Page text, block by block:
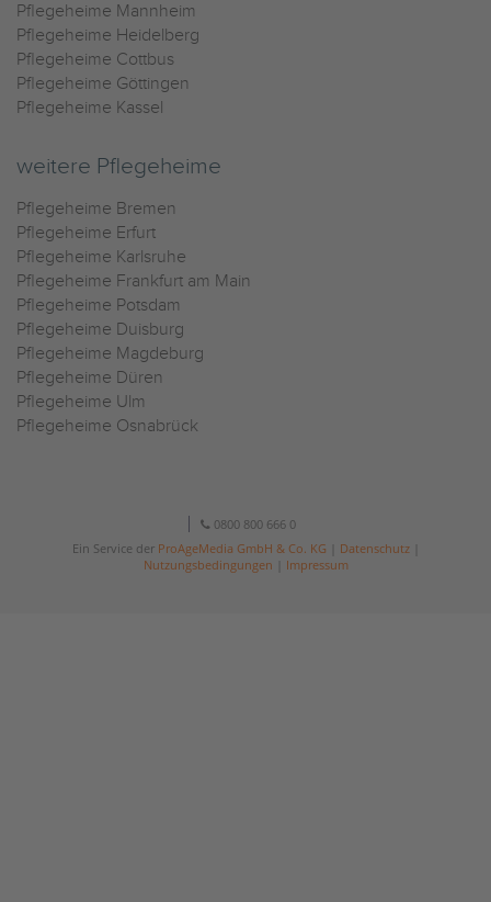
Pflegeheime Mannheim
Pflegeheime Heidelberg
Pflegeheime Cottbus
Pflegeheime Göttingen
Pflegeheime Kassel
weitere Pflegeheime
Pflegeheime Bremen
Pflegeheime Erfurt
Pflegeheime Karlsruhe
Pflegeheime Frankfurt am Main
Pflegeheime Potsdam
Pflegeheime Duisburg
Pflegeheime Magdeburg
Pflegeheime Düren
Pflegeheime Ulm
Pflegeheime Osnabrück
0800 800 666 0
Ein Service der ProAgeMedia GmbH & Co. KG Datenschutz|
Nutzungsbedingungen
Impressum